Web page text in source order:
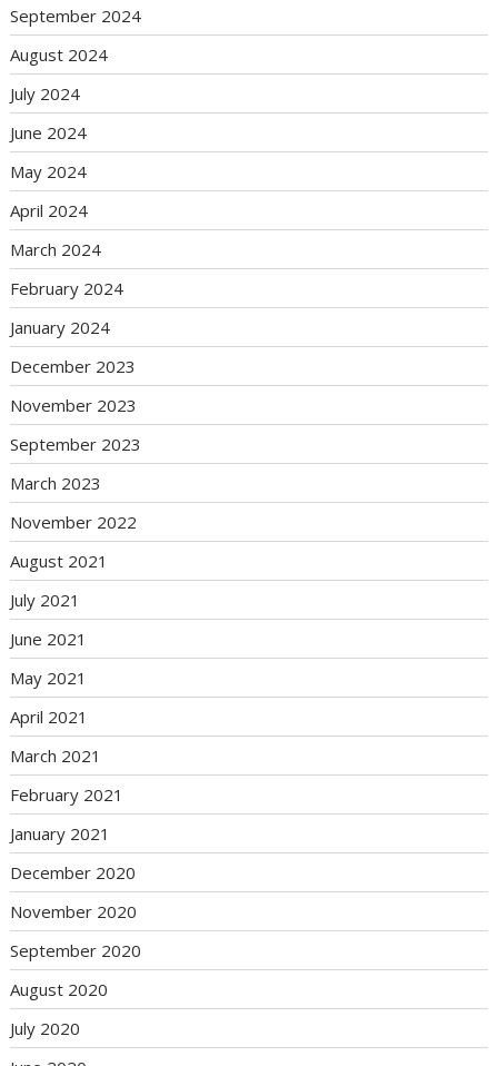
September 2024
August 2024
July 2024
June 2024
May 2024
April 2024
March 2024
February 2024
January 2024
December 2023
November 2023
September 2023
March 2023
November 2022
August 2021
July 2021
June 2021
May 2021
April 2021
March 2021
February 2021
January 2021
December 2020
November 2020
September 2020
August 2020
July 2020